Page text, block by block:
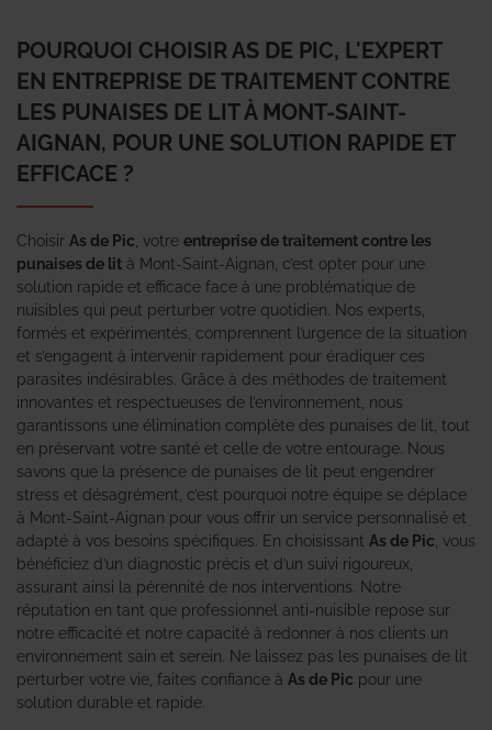
POURQUOI CHOISIR AS DE PIC, L'EXPERT
EN ENTREPRISE DE TRAITEMENT CONTRE
LES PUNAISES DE LIT À MONT-SAINT-
AIGNAN, POUR UNE SOLUTION RAPIDE ET
EFFICACE ?
Choisir As de Pic , votre entreprise de traitement contre les
punaises de lit à Mont-Saint-Aignan, c’est opter pour une
solution rapide et efficace face à une problématique de
nuisibles qui peut perturber votre quotidien. Nos experts,
formés et expérimentés, comprennent l’urgence de la situation
et s’engagent à intervenir rapidement pour éradiquer ces
parasites indésirables. Grâce à des méthodes de traitement
innovantes et respectueuses de l’environnement, nous
garantissons une élimination complète des punaises de lit, tout
en préservant votre santé et celle de votre entourage. Nous
savons que la présence de punaises de lit peut engendrer
stress et désagrément, c’est pourquoi notre équipe se déplace
à Mont-Saint-Aignan pour vous offrir un service personnalisé et
adapté à vos besoins spécifiques. En choisissant As de Pic , vous
bénéficiez d’un diagnostic précis et d’un suivi rigoureux,
assurant ainsi la pérennité de nos interventions. Notre
réputation en tant que professionnel anti-nuisible repose sur
notre efficacité et notre capacité à redonner à nos clients un
environnement sain et serein. Ne laissez pas les punaises de lit
perturber votre vie, faites confiance à As de Pic pour une
solution durable et rapide.